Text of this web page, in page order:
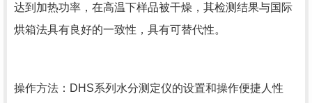
达到加热功率，在高温下样品被干燥，其检测结果与国际
烘箱法具有良好的一致性，具有可替代性。
操作方法：DHS系列水分测定仪的设置和操作便捷人性